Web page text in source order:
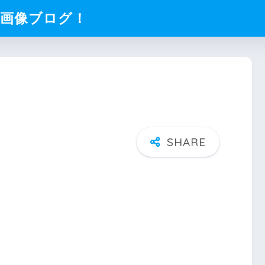
像ブログ！